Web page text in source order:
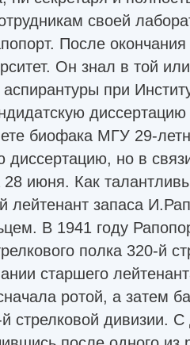
своей
После
Он знал в той
при
биофака МГУ 29-
диссертацию, но в
28 июня. Как
лейтенант запаса
В 1941 году
полка 320-й
старшего
ротой, а затем
стрелковой дивизии.